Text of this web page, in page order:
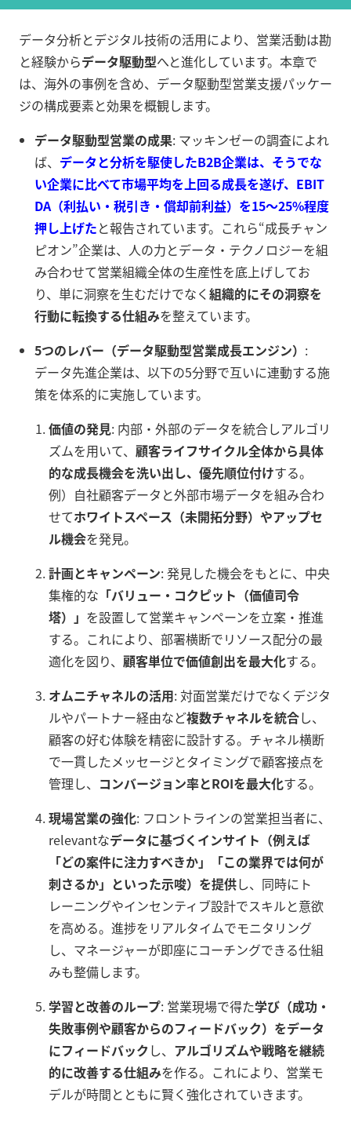
データ分析とデジタル技術の活用により、営業活動は勘
と経験からデータ駆動型へと進化しています。本章で
は、海外の事例を含め、データ駆動型営業支援パッケー
ジの構成要素と効果を概観します。
データ駆動型営業の成果: マッキンゼーの調査によれ
ば、 データと分析を駆使したB2B企業は、そうでな
い企業に比べて市場平均を上回る成長を遂げ、 EBIT
DA（利払い・税引き・償却前利益）を15～25%程度
押し上げたと報告されています。これら“成長チャン
ピオン”企業は、人の力とデータ・テクノロジーを組
み合わせて営業組織全体の生産性を底上げしてお
り、単に洞察を生むだけでなく組織的にその洞察を
行動に転換する仕組みを整えています。
5つのレバー（データ駆動型営業成長エンジン） :
データ先進企業は、以下の5分野で互いに連動する施
策を体系的に実施しています。
価値の発見: 内部・外部のデータを統合しアルゴリ
ズムを用いて、 顧客ライフサイクル全体から具体
的な成長機会を洗い出し、優先順位付けする。
例）自社顧客データと外部市場データを組み合わ
せてホワイトスペース（未開拓分野）やアップセ
ル機会を発見。
計画とキャンペーン: 発見した機会をもとに、中央
集権的な 「バリュー・コクピット（価値司令
塔）」 を設置して営業キャンペーンを立案・推進
する。これにより、部署横断でリソース配分の最
適化を図り、 顧客単位で価値創出を最大化する。
オムニチャネルの活用: 対面営業だけでなくデジタ
ルやパートナー経由など複数チャネルを統合し、
顧客の好む体験を精密に設計する。チャネル横断
で一貫したメッセージとタイミングで顧客接点を
管理し、 コンバージョン率とROIを最大化する。
現場営業の強化: フロントラインの営業担当者に、
relevantなデータに基づくインサイト（例えば
「どの案件に注力すべきか」「この業界では何が
刺さるか」といった示唆）を提供し、同時にト
レーニングやインセンティブ設計でスキルと意欲
を高める。進捗をリアルタイムでモニタリング
し、マネージャーが即座にコーチングできる仕組
みも整備します。
学習と改善のループ: 営業現場で得た学び（成功・
失敗事例や顧客からのフィードバック）をデータ
にフィードバック し、 アルゴリズムや戦略を継続
的に改善する仕組みを作る。これにより、営業モ
デルが時間とともに賢く強化されていきます。